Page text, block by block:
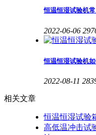
恒温恒湿试验机
2022-06-06
恒温恒湿试验机
2022-08-11
相关文章
恒温恒湿试验
高低温冲击试